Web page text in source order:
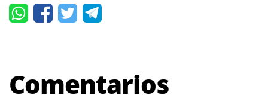
Comentarios